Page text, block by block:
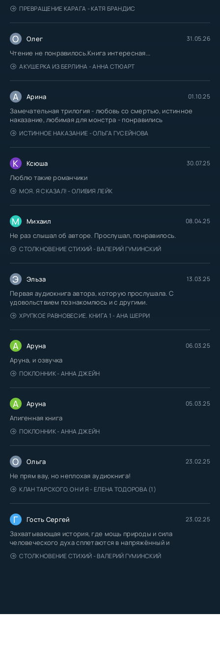
ПРЕВРАЩЕНИЕ КАРАГА - КАТЯ БРАНДИС
О Олег 31.05.26
Чтение не понравилось.Книга интересная...
АКУШЕРКА ИЗ БЕРЛИНА - АННА СТЮАРТ
А Арина 01.10.25
Замечательная трилогия - любовь со смертью, истинное
наказание, любимая для монстра - понравились
ИСТИННОЕ НАКАЗАНИЕ - ОЛЬГА ГУСЕЙНОВА
К Ксюша 30.07.25
Люблю такие романчики
МОЯ. Я СКАЗАЛ! - ОЛИВИЯ ЛЕЙК
М Михаил 08.04.25
Не раз слышал об авторе. Прослушал, понравилось.
СТОЛКНОВЕНИЕ СТИХИЙ - ВАЛЕРИЙ ГУМИНСКИЙ
Э Эльза 13.03.25
Первая аудиокнига автора, которую прослушала. С
удовольствием познакомлюсь и с другими.
ХРУПКОЕ РАВНОВЕСИЕ. КНИГА 1 - АНА ШЕРРИ
А Аруна 06.03.25
Аруна, и озвучка
ПОКЛОННИК - АННА ДЖЕЙН
А Аруна 05.03.25
Апигенная книга
ПОКЛОННИК - АННА ДЖЕЙН
О Ольга 23.02.25
Не прям вау, но неплохая аудиокнига!
КЛАН ТАРСКОГО. ОН И Я - ЕЛЕНА ТОДОРОВА (1)
Г Гость Сергей 23.02.25
Захватывающая история, где мощь природы и сила
человеческого духа сплетаются в напряжённый и
СТОЛКНОВЕНИЕ СТИХИЙ - ВАЛЕРИЙ ГУМИНСКИЙ